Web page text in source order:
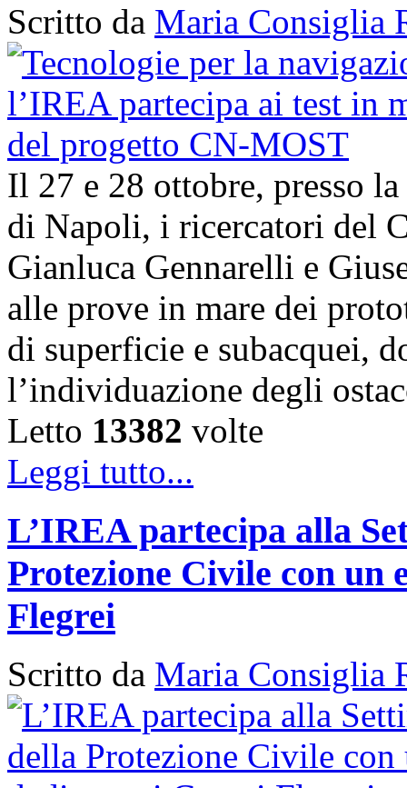
Scritto da Maria Consiglia
Il 27 e 28 ottobre, presso
di Napoli, i ricercatori del
Gianluca Gennarelli e
alle prove in mare dei
di superficie e subacquei,
l’individuazione degli
Letto 13382 volte
Leggi tutto...
L’IREA partecipa alla
Protezione Civile con un
Flegrei
Scritto da Maria Consiglia